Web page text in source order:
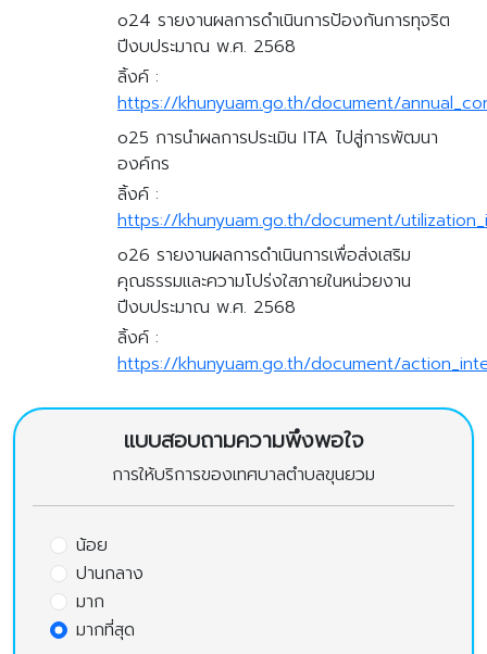
o24 รายงานผลการดำเนินการป้องกันการทุจริต
ปีงบประมาณ พ.ศ. 2568
ลิ้งค์ :
https://khunyuam.go.th/document/
o25 การนำผลการประเมิน ITA ไปสู่การพัฒนา
องค์กร
ลิ้งค์ :
https://khunyuam.go.th/document/
o26 รายงานผลการดำเนินการเพื่อส่งเสริม
คุณธรรมและความโปร่งใสภายในหน่วยงาน
ปีงบประมาณ พ.ศ. 2568
ลิ้งค์ :
https://khunyuam.go.th/document/
แบบสอบถามความพึงพอใจ
การให้บริการของเทศบาลตำบลขุนยวม
น้อย
ปานกลาง
มาก
มากที่สุด